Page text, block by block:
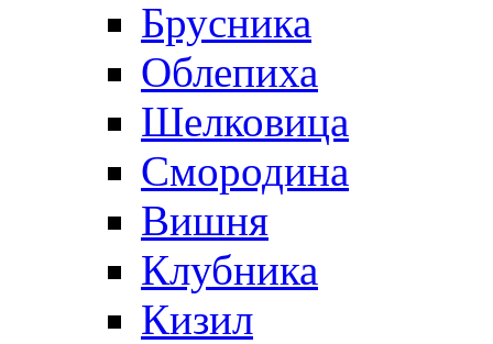
Брусника
Облепиха
Шелковица
Смородина
Вишня
Клубника
Кизил